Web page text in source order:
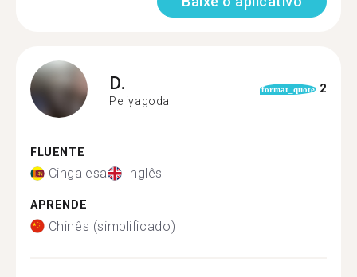
D.
Peliyagoda
format_quote 2
FLUENTE
Cingalesa Inglês
APRENDE
Chinês (simplificado)